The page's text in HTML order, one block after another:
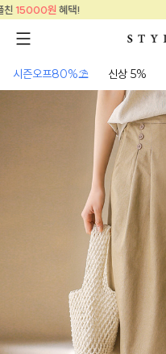
신규 회원가입 및 카톡 플친
시즌오프80%⛱ 신상 5%